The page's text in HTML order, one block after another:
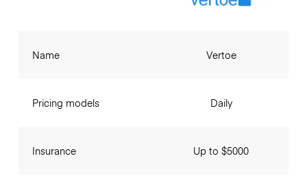
Name
Pricing models
Insurance
Vertoe
Daily
Up to $5000